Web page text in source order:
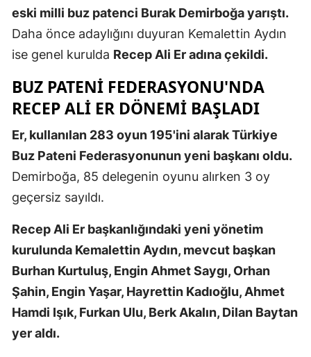
Giresun
Gümüşhane
Hakkari
Hatay
Isparta
Mersin
İzmir
Kastamonu
Kayseri
eski milli buz patenci Burak Demirboğa yarıştı.
Daha önce adaylığını duyuran Kemalettin Aydın
ise genel kurulda Recep Ali Er adına çekildi.
BUZ PATENI FEDERASYONU'NDA
RECEP ALI ER DÖNEMI BAŞLADI
Er, kullanılan 283 oyun 195'ini alarak Türkiye
Buz Pateni Federasyonunun yeni başkanı oldu.
Demirboğa, 85 delegenin oyunu alırken 3 oy
geçersiz sayıldı.
Recep Ali Er başkanlığındaki yeni yönetim
kurulunda Kemalettin Aydın, mevcut başkan
Burhan Kurtuluş, Engin Ahmet Saygı, Orhan
Şahin, Engin Yaşar, Hayrettin Kadıoğlu, Ahmet
Hamdi Işık, Furkan Ulu, Berk Akalın, Dilan Baytan
yer aldı.